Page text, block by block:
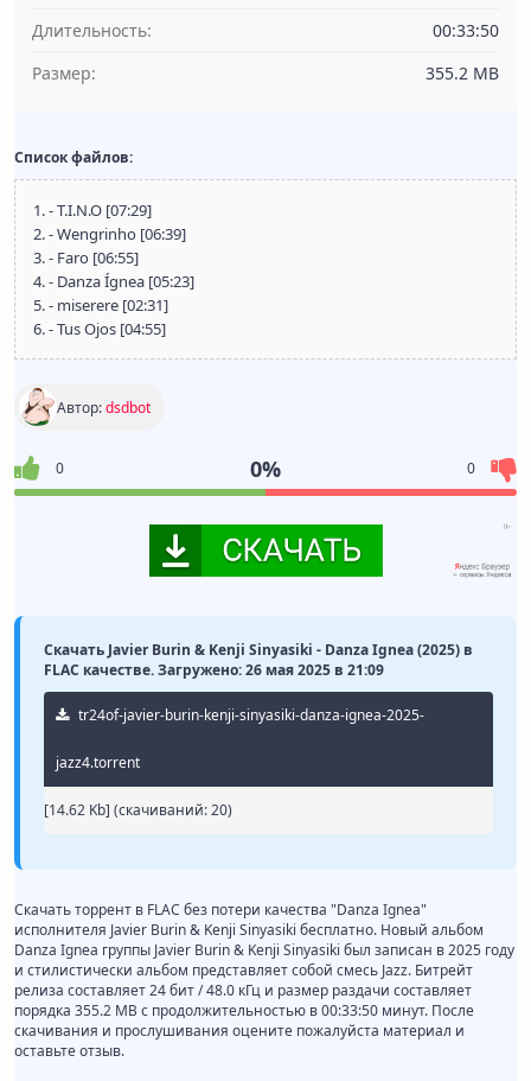
Длительность:
00:33:50
Размер:
355.2 MB
Список файлов:
1. - T.I.N.O [07:29]
2. - Wengrinho [06:39]
3. - Faro [06:55]
4. - Danza Ígnea [05:23]
5. - miserere [02:31]
6. - Tus Ojos [04:55]
Автор:dsdbot
0 0% 0
Скачать Javier Burin & Kenji Sinyasiki - Danza Ignea (2025) в
FLAC качестве. Загружено: 26 мая 2025 в 21:09
tr24of-javier-burin-kenji-sinyasiki-danza-ignea-2025-
jazz4.torrent
[14.62 Kb] (cкачиваний: 20)
Скачать торрент в FLAC без потери качества "Danza Ignea"
исполнителя Javier Burin & Kenji Sinyasiki бесплатно. Новый альбом
Danza Ignea группы Javier Burin & Kenji Sinyasiki был записан в 2025 году
и стилистически альбом представляет собой смесь Jazz. Битрейт
релиза составляет 24 бит / 48.0 кГц и размер раздачи составляет
порядка 355.2 MB с продолжительностью в 00:33:50 минут. После
скачивания и прослушивания оцените пожалуйста материал и
оставьте отзыв.